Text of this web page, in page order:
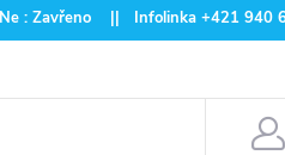
: Zavřeno || Infolinka +421 940